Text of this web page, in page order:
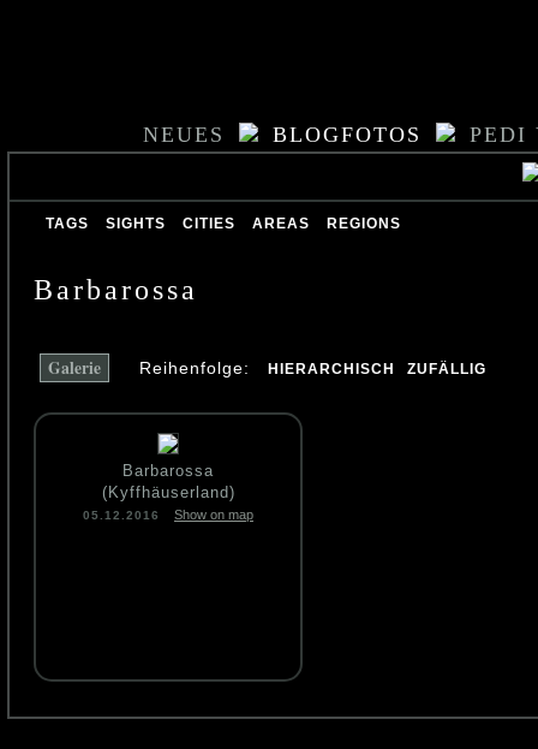
NEUES BLOGFOTOS PEDI
TAGS SIGHTS CITIES AREAS REGIONS
Barbarossa
Galerie Reihenfolge: HIERARCHISCH ZUFÄLLIG
Barbarossa
(Kyffhäuserland)
05.12.2016 Show on map